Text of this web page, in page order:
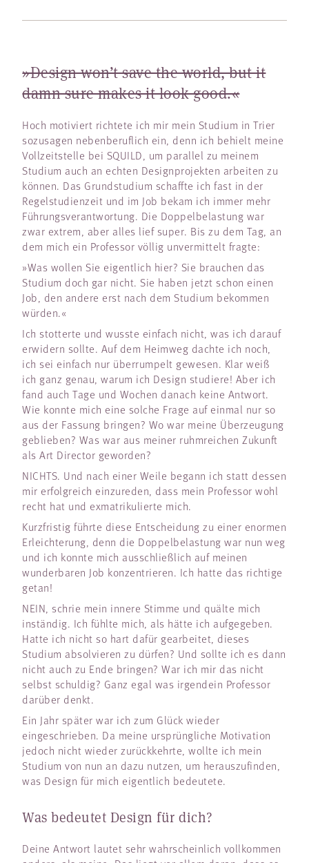
»Design won’t save the world, but it
damn sure makes it look good.«
Hoch motiviert richtete ich mir mein Studium in Trier
sozusagen nebenberuflich ein, denn ich behielt meine
Vollzeitstelle bei SQUILD, um parallel zu meinem
Studium auch an echten Designprojekten arbeiten zu
können. Das Grundstudium schaffte ich fast in der
Regelstudienzeit und im Job bekam ich immer mehr
Führungsverantwortung. Die Doppelbelastung war
zwar extrem, aber alles lief super. Bis zu dem Tag, an
dem mich ein Professor völlig unvermittelt fragte:
»Was wollen Sie eigentlich hier? Sie brauchen das
Studium doch gar nicht. Sie haben jetzt schon einen
Job, den andere erst nach dem Studium bekommen
würden.«
Ich stotterte und wusste einfach nicht, was ich darauf
erwidern sollte. Auf dem Heimweg dachte ich noch,
ich sei einfach nur überrumpelt gewesen. Klar weiß
ich ganz genau, warum ich Design studiere! Aber ich
fand auch Tage und Wochen danach keine Antwort.
Wie konnte mich eine solche Frage auf einmal nur so
aus der Fassung bringen? Wo war meine Überzeugung
geblieben? Was war aus meiner ruhmreichen Zukunft
als Art Director geworden?
NICHTS. Und nach einer Weile begann ich statt dessen
mir erfolgreich einzureden, dass mein Professor wohl
recht hat und exmatrikulierte mich.
Kurzfristig führte diese Entscheidung zu einer enormen
Erleichterung, denn die Doppelbelastung war nun weg
und ich konnte mich ausschließlich auf meinen
wunderbaren Job konzentrieren. Ich hatte das richtige
getan!
NEIN, schrie mein innere Stimme und quälte mich
inständig. Ich fühlte mich, als hätte ich aufgegeben.
Hatte ich nicht so hart dafür gearbeitet, dieses
Studium absolvieren zu dürfen? Und sollte ich es dann
nicht auch zu Ende bringen? War ich mir das nicht
selbst schuldig? Ganz egal was irgendein Professor
darüber denkt.
Ein Jahr später war ich zum Glück wieder
eingeschrieben. Da meine ursprüngliche Motivation
jedoch nicht wieder zurückkehrte, wollte ich mein
Studium von nun an dazu nutzen, um herauszufinden,
was Design für mich eigentlich bedeutete.
Was bedeutet Design für dich?
Deine Antwort lautet sehr wahrscheinlich vollkommen